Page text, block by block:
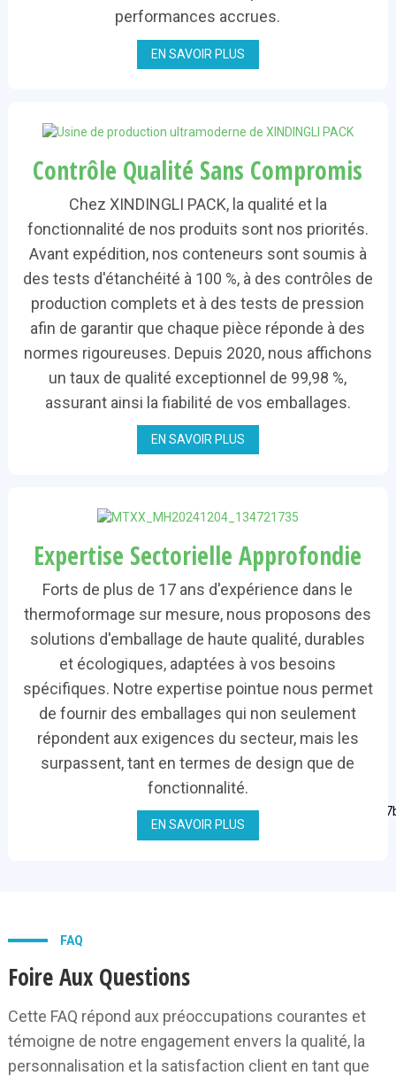
performances accrues.
EN SAVOIR PLUS
Contrôle Qualité Sans Compromis
Chez XINDINGLI PACK, la qualité et la
fonctionnalité de nos produits sont nos priorités.
Avant expédition, nos conteneurs sont soumis à
des tests d'étanchéité à 100 %, à des contrôles de
production complets et à des tests de pression
afin de garantir que chaque pièce réponde à des
normes rigoureuses. Depuis 2020, nous affichons
un taux de qualité exceptionnel de 99,98 %,
assurant ainsi la fiabilité de vos emballages.
EN SAVOIR PLUS
Expertise Sectorielle Approfondie
Forts de plus de 17 ans d'expérience dans le
thermoformage sur mesure, nous proposons des
solutions d'emballage de haute qualité, durables
et écologiques, adaptées à vos besoins
spécifiques. Notre expertise pointue nous permet
de fournir des emballages qui non seulement
répondent aux exigences du secteur, mais les
surpassent, tant en termes de design que de
fonctionnalité.
EN SAVOIR PLUS
FAQ
Foire Aux Questions
Cette FAQ répond aux préoccupations courantes et
témoigne de notre engagement envers la qualité, la
personnalisation et la satisfaction client en tant que